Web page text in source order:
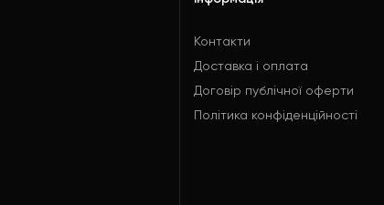
Контакти
Доставка і оплата
Договір публічної оферти
Політика конфіденційності